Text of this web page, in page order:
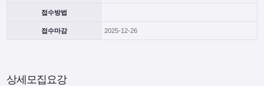
접수방법
접수마감 2025-12-26
상세모집요강